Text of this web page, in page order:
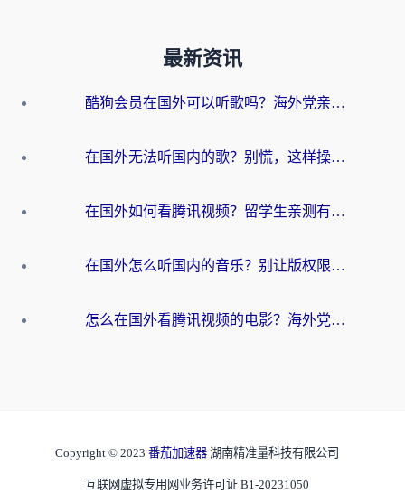
最新资讯
酷狗会员在国外可以听歌吗？海外党亲测有效：3步解决音乐权限难题
在国外无法听国内的歌？别慌，这样操作就能畅听QQ音乐（附亲测加速器推荐）
在国外如何看腾讯视频？留学生亲测有效的回国加速方案
在国外怎么听国内的音乐？别让版权限制断了你的华语歌单
怎么在国外看腾讯视频的电影？海外党亲测有效的回国加速指南
Copyright © 2023 番茄加速器 湖南精准量科技有限公司
互联网虚拟专用网业务许可证 B1-20231050